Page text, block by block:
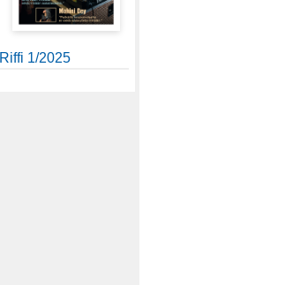
Riffi 1/2025